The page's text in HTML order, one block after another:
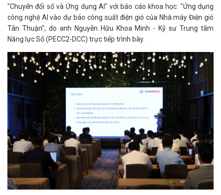
"Chuyển đổi số và Ứng dụng AI" với báo cáo khoa học: "Ứng dụng
công nghệ AI vào dự báo công suất điện gió của Nhà máy Điện gió
Tân Thuận", do anh Nguyễn Hữu Khoa Minh - Kỹ sư Trung tâm
Năng lực Số (PECC2-DCC) trực tiếp trình bày.